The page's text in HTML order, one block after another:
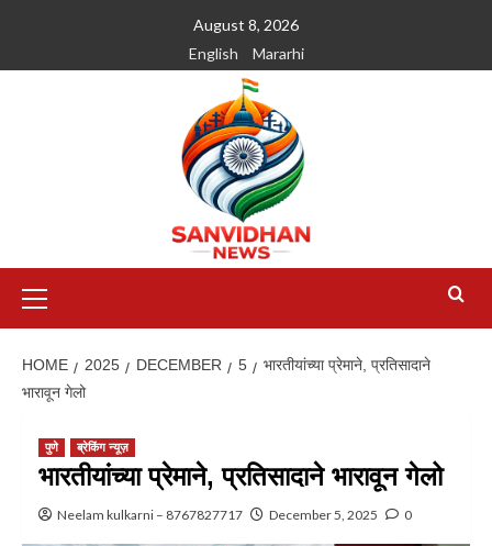
August 8, 2026
English
Mararhi
HOME 2025 DECEMBER 5
भारतीयांच्या प्रेमाने, प्रतिसादाने
भारावून गेलो
पुणे ब्रेकिंग न्यूज़
भारतीयांच्या प्रेमाने, प्रतिसादाने भारावून गेलो
Neelam kulkarni – 8767827717 December 5, 2025 0